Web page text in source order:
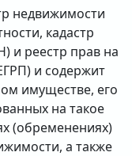
недвижимости
кадастр
и реестр прав на
и содержит
имуществе, его
на такое
(обременениях)
а также